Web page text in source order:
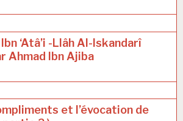
‘Atâ’i -Llâh Al-Iskandarî
Ahmad Ibn Ajiba
et l’évocation de